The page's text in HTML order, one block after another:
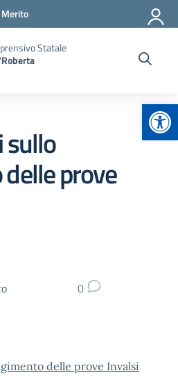
Statale
sullo
prove
0
delle prove Invalsi